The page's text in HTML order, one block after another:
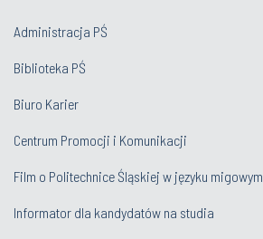
Administracja PŚ
Biblioteka PŚ
Biuro Karier
Centrum Promocji i Komunikacji
Film o Politechnice Śląskiej w języku migowym
Informator dla kandydatów na studia